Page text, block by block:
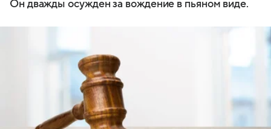
Он дважды осужден за вождение в пьяном виде.